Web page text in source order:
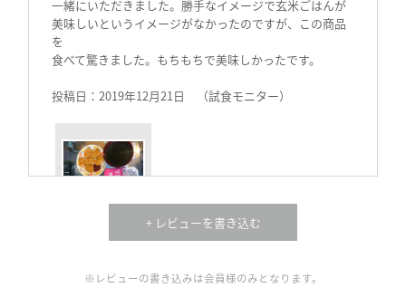
一緒にいただきました。勝手なイメージで玄米ごはんが
美味しいというイメージがなかったのですが、この商品
を
食べて驚きました。もちもちで美味しかったです。
投稿日：2019年12月21日 （試食モニター）
+ レビューを書き込む
※レビューの書き込みは会員様のみとなります。